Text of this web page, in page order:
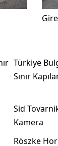
Türkiye
Sınır
Sid
Kamera
Röszke